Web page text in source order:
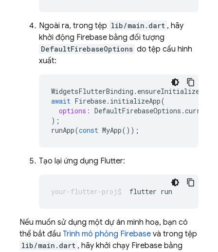
Ngoài ra, trong tệp lib/main.dart , hãy
khởi động Firebase bằng đối tượng
DefaultFirebaseOptions do tệp cấu hình
xuất:
WidgetsFlutterBinding . ensureInitialized
await Firebase. initializeApp(
options: DefaultFirebaseOptions .
);
runApp(const MyApp());
Tạo lại ứng dụng Flutter:
flutter
Nếu muốn sử dụng một dự án minh hoạ, bạn có
thể bắt đầu Trình mô phỏng Firebase và trong tệp
lib/main.dart , hãy khởi chạy Firebase bằng